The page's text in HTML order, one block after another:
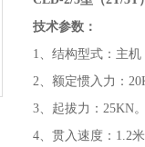
技术参数：
1、结构型式：主
2、额定惯入力：
3、起拔力：25KN
4、贯入速度：1.2